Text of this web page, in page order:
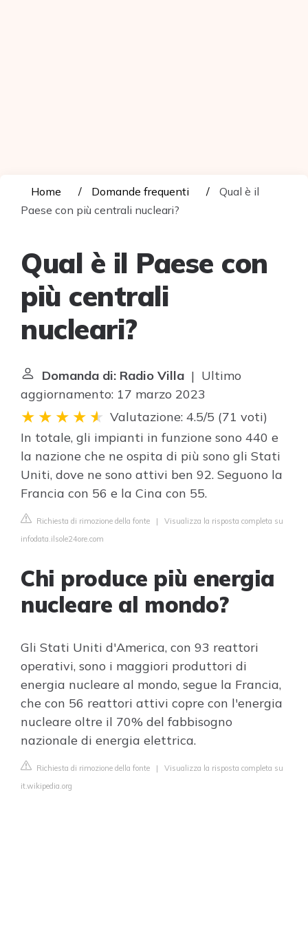
Home Domande frequenti
Qual è il
Paese con più centrali nucleari?
Qual è il Paese con
più centrali
nucleari?
Domanda di: Radio Villa | Ultimo
aggiornamento: 17 marzo 2023
Valutazione: 4.5/5 (71 voti)
In totale, gli impianti in funzione sono 440 e
la nazione che ne ospita di più sono gli Stati
Uniti, dove ne sono attivi ben 92. Seguono la
Francia con 56 e la Cina con 55.
Richiesta di rimozione della fonte | Visualizza la risposta completa su
infodata.ilsole24ore.com
Chi produce più energia
nucleare al mondo?
Gli Stati Uniti d'America, con 93 reattori
operativi, sono i maggiori produttori di
energia nucleare al mondo, segue la Francia,
che con 56 reattori attivi copre con l'energia
nucleare oltre il 70% del fabbisogno
nazionale di energia elettrica.
Richiesta di rimozione della fonte | Visualizza la risposta completa su
it.wikipedia.org